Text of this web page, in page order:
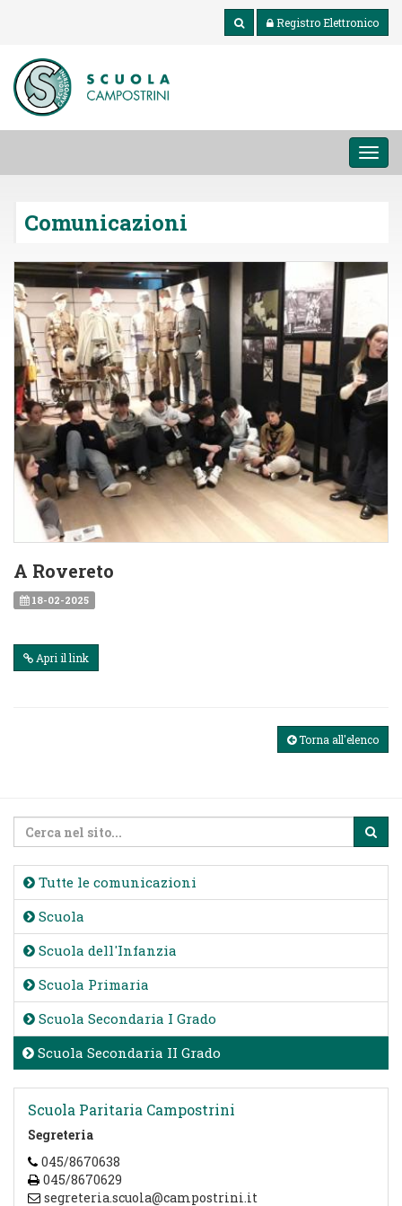
Registro Elettronico
Comunicazioni
A Rovereto
18-02-2025
Apri il link
Torna all'elenco
Tutte le comunicazioni
Scuola
Scuola dell'Infanzia
Scuola Primaria
Scuola Secondaria I Grado
Scuola Secondaria II Grado
Scuola Paritaria Campostrini
Segreteria
045/8670638
045/8670629
segreteria.scuola@campostrini.it